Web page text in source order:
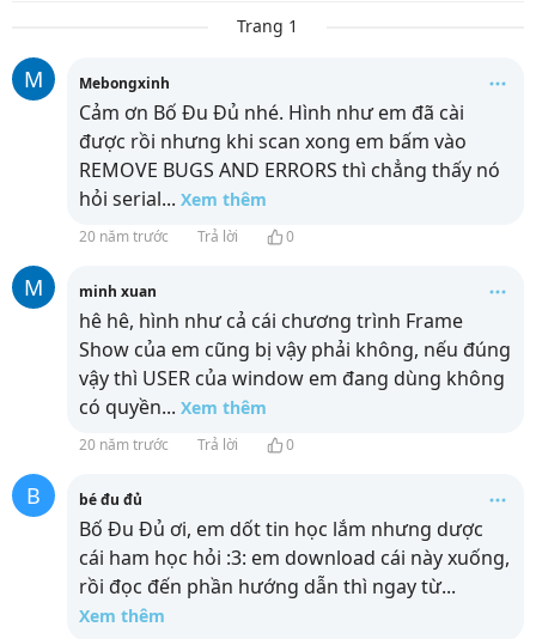
Trang 1
M Mebongxinh
Cảm ơn Bố Đu Đủ nhé. Hình như em đã cài
được rồi nhưng khi scan xong em bấm vào
REMOVE BUGS AND ERRORS thì chẳng thấy nó
hỏi serial... Xem thêm
20 năm trước Trả lời 0
M minh xuan
hê hê, hình như cả cái chương trình Frame
Show của em cũng bị vậy phải không, nếu đúng
vậy thì USER của window em đang dùng không
có quyền... Xem thêm
20 năm trước Trả lời 0
B bé đu đủ
Bố Đu Đủ ơi, em dốt tin học lắm nhưng dược
cái ham học hỏi :3: em download cái này xuống,
rồi đọc đến phần hướng dẫn thì ngay từ...
Xem thêm